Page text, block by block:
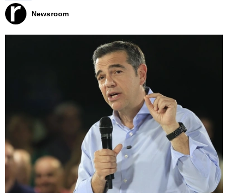
Newsroom